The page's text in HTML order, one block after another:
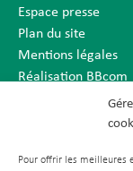
Pour offrir les meilleures
Espace presse
Plan du site
Mentions légales
Réalisation BBcom